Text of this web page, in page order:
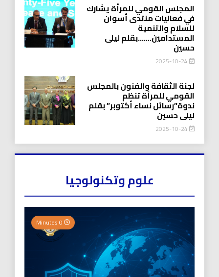
المجلس القومي للمرأة يشارك
في فعاليات منتدى أسوان
للسلام والتنمية
المستدامين…….بقلم ليلى
حسين
2025-10-24
لجنة الثقافة والفنون بالمجلس
القومي للمرأة تنظم
ندوة”رسائل نساء أكتوبر” بقلم
ليلى حسين
2025-10-24
علوم وتكنولوجيا